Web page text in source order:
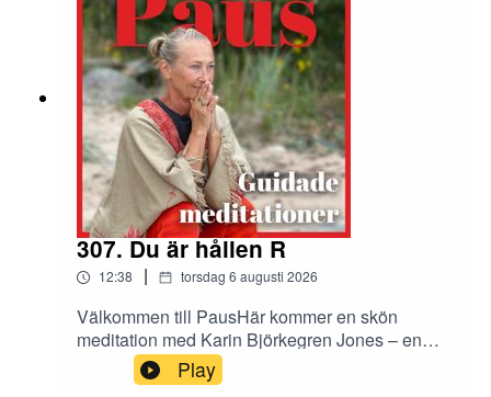
307. Du är hållen R
12:38 | torsdag 6 augusti 2026
Välkommen till PausHär kommer en skön
meditation med Karin Björkegren Jones – en
stund för dig att stanna upp, andas och landa i
dig själv. Oavsett hur dagen har varit får du här
Play